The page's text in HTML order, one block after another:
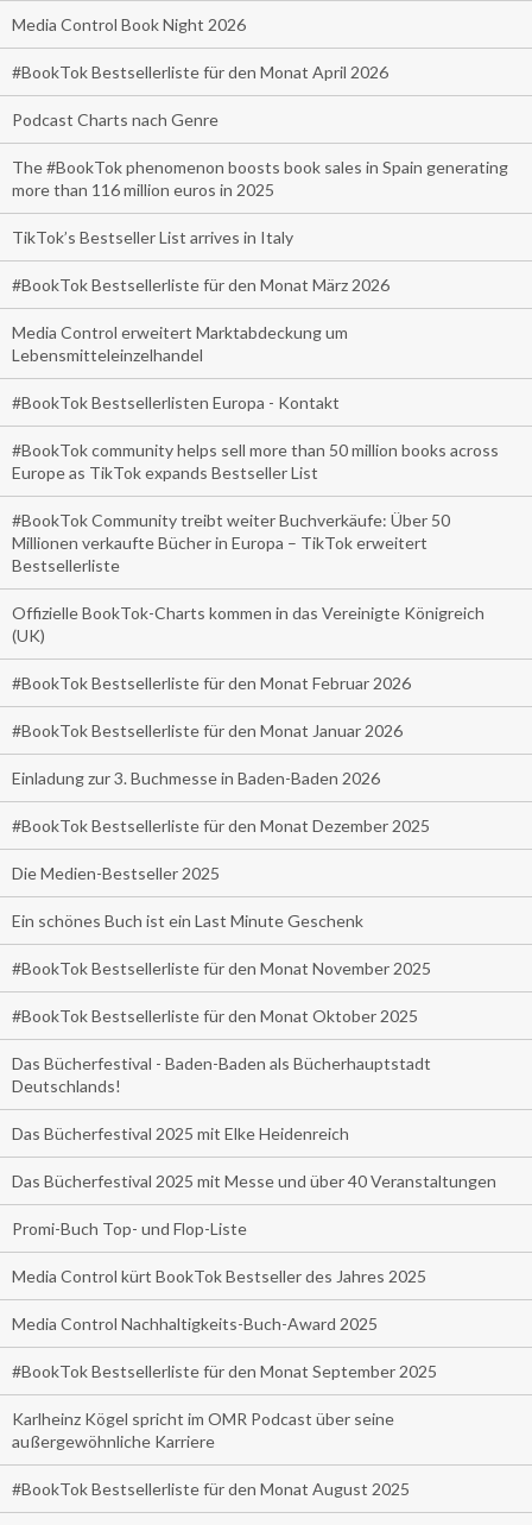
Media Control Book Night 2026
#BookTok Bestsellerliste für den Monat April 2026
Podcast Charts nach Genre
The #BookTok phenomenon boosts book sales in Spain generating
more than 116 million euros in 2025
TikTok’s Bestseller List arrives in Italy
#BookTok Bestsellerliste für den Monat März 2026
Media Control erweitert Marktabdeckung um
Lebensmitteleinzelhandel
#BookTok Bestsellerlisten Europa - Kontakt
#BookTok community helps sell more than 50 million books across
Europe as TikTok expands Bestseller List
#BookTok Community treibt weiter Buchverkäufe: Über 50
Millionen verkaufte Bücher in Europa – TikTok erweitert
Bestsellerliste
Offizielle BookTok-Charts kommen in das Vereinigte Königreich
(UK)
#BookTok Bestsellerliste für den Monat Februar 2026
#BookTok Bestsellerliste für den Monat Januar 2026
Einladung zur 3. Buchmesse in Baden-Baden 2026
#BookTok Bestsellerliste für den Monat Dezember 2025
Die Medien-Bestseller 2025
Ein schönes Buch ist ein Last Minute Geschenk
#BookTok Bestsellerliste für den Monat November 2025
#BookTok Bestsellerliste für den Monat Oktober 2025
Das Bücherfestival - Baden-Baden als Bücherhauptstadt
Deutschlands!
Das Bücherfestival 2025 mit Elke Heidenreich
Das Bücherfestival 2025 mit Messe und über 40 Veranstaltungen
Promi-Buch Top- und Flop-Liste
Media Control kürt BookTok Bestseller des Jahres 2025
Media Control Nachhaltigkeits-Buch-Award 2025
#BookTok Bestsellerliste für den Monat September 2025
Karlheinz Kögel spricht im OMR Podcast über seine
außergewöhnliche Karriere
#BookTok Bestsellerliste für den Monat August 2025